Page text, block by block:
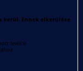
kerül. Ennek elkerülése
levélre